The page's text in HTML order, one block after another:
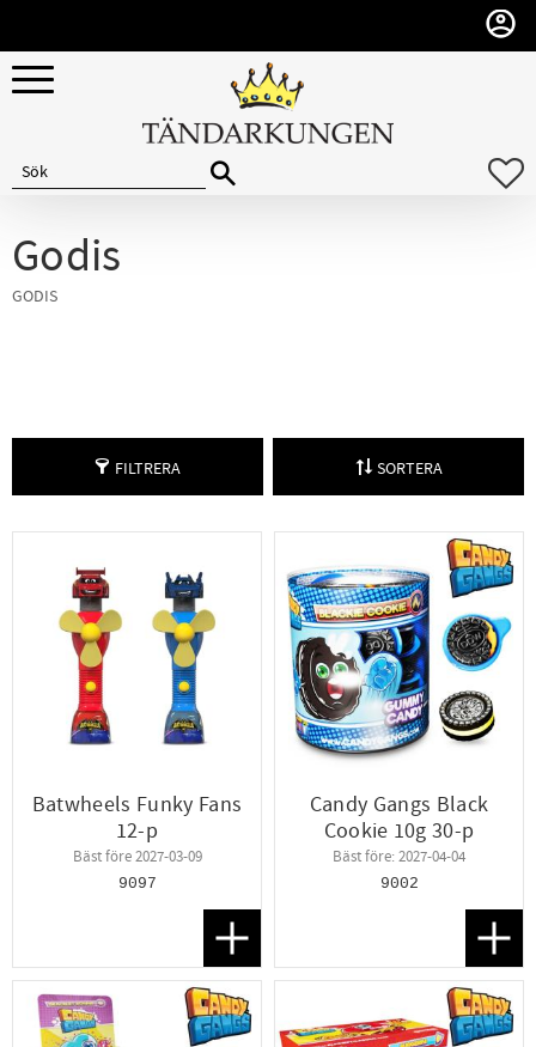
Meny
Godis
GODIS
FILTRERA SORTERA
Batwheels Funky Fans
12-p
Bäst före 2027-03-09
9097
Lägg till i favoriter
Candy Gangs Black
Cookie 10g 30-p
Bäst före: 2027-04-04
9002